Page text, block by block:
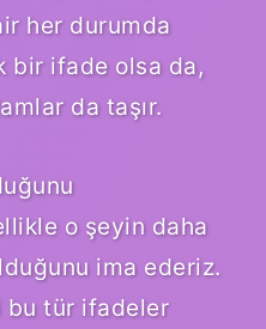
her durumda
bir ifade olsa da,
da taşır.
o şeyin daha
ima ederiz.
bu tür ifadeler